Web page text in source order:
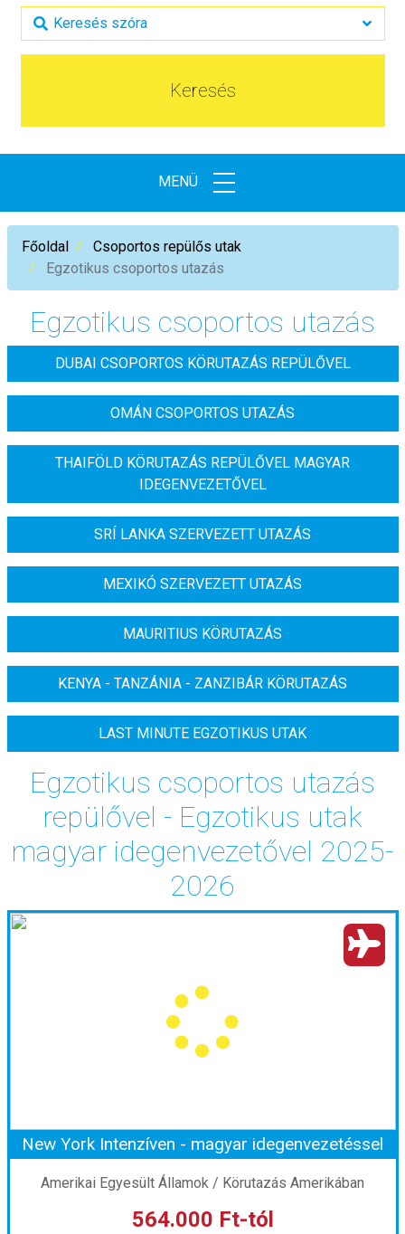
Keresés
MENÜ
Főoldal
Csoportos repülős utak
Egzotikus csoportos utazás
Egzotikus csoportos utazás
DUBAI CSOPORTOS KÖRUTAZÁS REPÜLŐVEL
OMÁN CSOPORTOS UTAZÁS
THAIFÖLD KÖRUTAZÁS REPÜLŐVEL MAGYAR
IDEGENVEZETŐVEL
SRÍ LANKA SZERVEZETT UTAZÁS
MEXIKÓ SZERVEZETT UTAZÁS
MAURITIUS KÖRUTAZÁS
KENYA - TANZÁNIA - ZANZIBÁR KÖRUTAZÁS
LAST MINUTE EGZOTIKUS UTAK
Egzotikus csoportos utazás
repülővel - Egzotikus utak
magyar idegenvezetővel 2025-
2026
New York Intenzíven - magyar idegenvezetéssel
Amerikai Egyesült Államok / Körutazás Amerikában
564.000 Ft-tól